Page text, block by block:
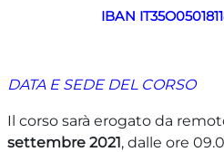
IBAN
DATA E SEDE DEL CORSO
Il corso sarà erogato da
settembre 2021, dalle ore